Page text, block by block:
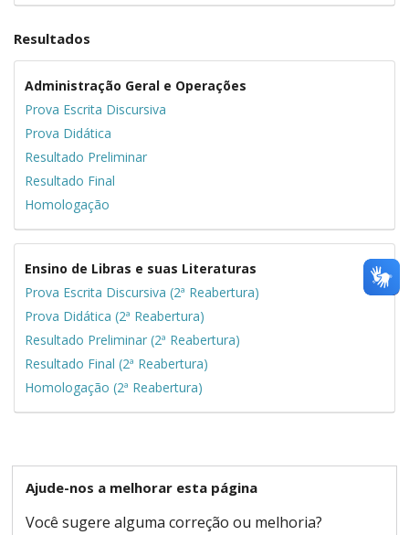
Resultados
Administração Geral e Operações
Prova Escrita Discursiva
Prova Didática
Resultado Preliminar
Resultado Final
Homologação
Ensino de Libras e suas Literaturas
Prova Escrita Discursiva (2ª Reabertura)
Prova Didática (2ª Reabertura)
Resultado Preliminar (2ª Reabertura)
Resultado Final (2ª Reabertura)
Homologação (2ª Reabertura)
Ajude-nos a melhorar esta página
Você sugere alguma correção ou melhoria?